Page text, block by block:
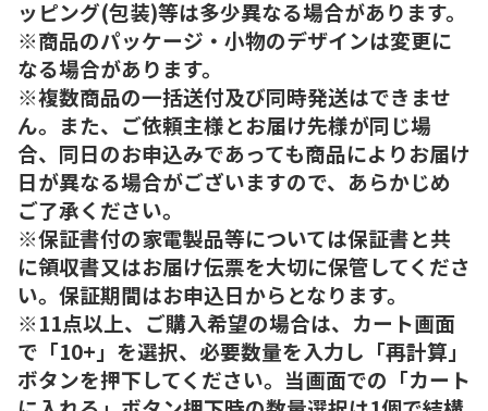
ッピング(包装)等は多少異なる場合があります。
※商品のパッケージ・小物のデザインは変更に
なる場合があります。
※複数商品の一括送付及び同時発送はできませ
ん。また、ご依頼主様とお届け先様が同じ場
合、同日のお申込みであっても商品によりお届け
日が異なる場合がございますので、あらかじめ
ご了承ください。
※保証書付の家電製品等については保証書と共
に領収書又はお届け伝票を大切に保管してくださ
い。保証期間はお申込日からとなります。
※11点以上、ご購入希望の場合は、カート画面
で「10+」を選択、必要数量を入力し「再計算」
ボタンを押下してください。当画面での「カート